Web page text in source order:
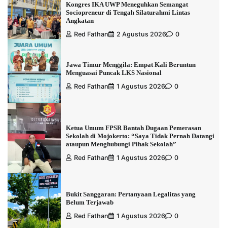
Kongres IKA UWP Meneguhkan Semangat
Sociopreneur di Tengah Silaturahmi Lintas
Angkatan
Red Fathan
2 Agustus 2026 0
Jawa Timur Menggila: Empat Kali Beruntun
Menguasai Puncak LKS Nasional
Red Fathan
1 Agustus 2026 0
Ketua Umum FPSR Bantah Dugaan Pemerasan
Sekolah di Mojokerto: “Saya Tidak Pernah Datangi
ataupun Menghubungi Pihak Sekolah”
Red Fathan
1 Agustus 2026 0
Bukit Sanggaran: Pertanyaan Legalitas yang
Belum Terjawab
Red Fathan
1 Agustus 2026 0